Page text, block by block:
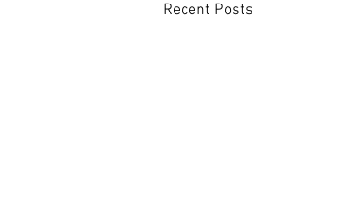
Recent Posts